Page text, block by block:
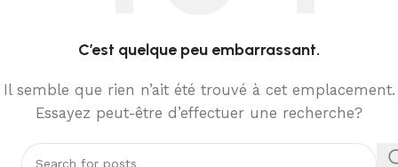
C’est quelque peu embarrassant.
Il semble que rien n’ait été trouvé à cet emplacement.
Essayez peut-être d’effectuer une recherche?